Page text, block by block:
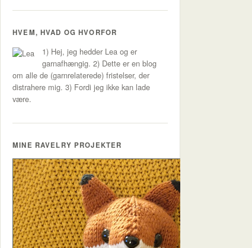
HVEM, HVAD OG HVORFOR
1) Hej, jeg hedder Lea og er
garnafhængig. 2) Dette er en blog
om alle de (garnrelaterede) fristelser, der
distrahere mig. 3) Fordi jeg ikke kan lade
være.
MINE RAVELRY PROJEKTER